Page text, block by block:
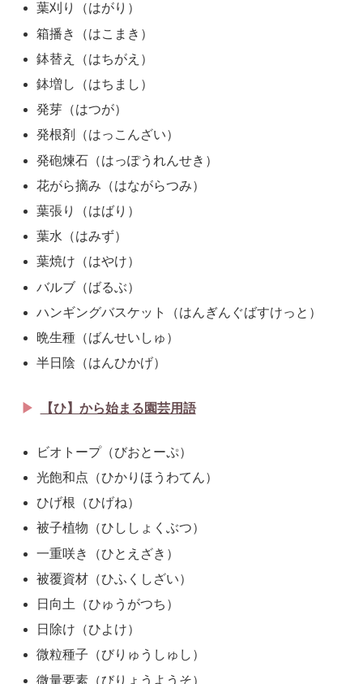
葉刈り（はがり）
箱播き（はこまき）
鉢替え（はちがえ）
鉢増し（はちまし）
発芽（はつが）
発根剤（はっこんざい）
発砲煉石（はっぽうれんせき）
花がら摘み（はながらつみ）
葉張り（はばり）
葉水（はみず）
葉焼け（はやけ）
バルブ（ばるぶ）
ハンギングバスケット（はんぎんぐばすけっと）
晩生種（ばんせいしゅ）
半日陰（はんひかげ）
【ひ】から始まる園芸用語
ビオトープ（びおとーぷ）
光飽和点（ひかりほうわてん）
ひげ根（ひげね）
被子植物（ひししょくぶつ）
一重咲き（ひとえざき）
被覆資材（ひふくしざい）
日向土（ひゅうがつち）
日除け（ひよけ）
微粒種子（びりゅうしゅし）
微量要素（びりょうようそ）